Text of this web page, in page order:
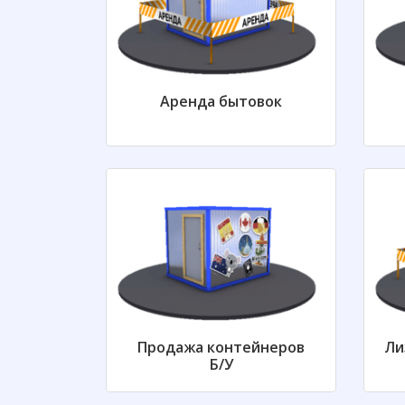
Аренда бытовок
Продажа контейнеров
Б/У